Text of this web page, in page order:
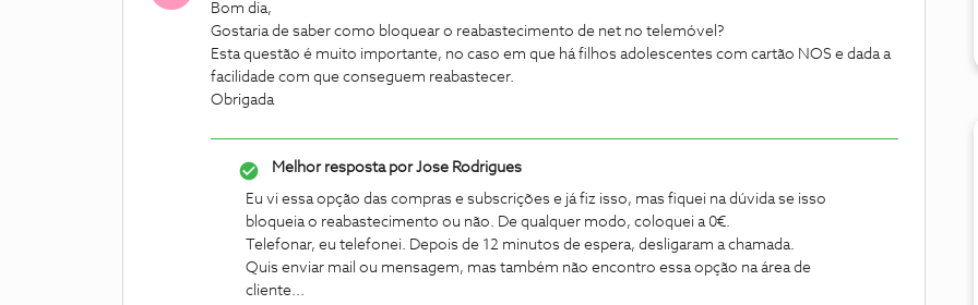
Bom dia,
Gostaria de saber como bloquear o reabastecimento de net no telemóvel?
Esta questão é muito importante, no caso em que há filhos adolescentes com cartão NOS e dada a
facilidade com que conseguem reabastecer.
Obrigada
Melhor resposta porJose Rodrigues
Eu vi essa opção das compras e subscrições e já fiz isso, mas fiquei na dúvida se isso
bloqueia o reabastecimento ou não. De qualquer modo, coloquei a 0€.
Telefonar, eu telefonei. Depois de 12 minutos de espera, desligaram a chamada.
Quis enviar mail ou mensagem, mas também não encontro essa opção na área de
cliente...